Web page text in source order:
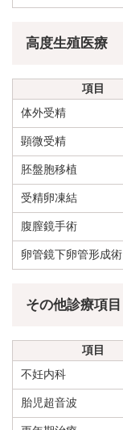
高度生殖医療
項目
体外受精
顕微受精
胚盤胞移植
受精卵凍結
腹膣鏡手術
卵管鏡下卵管形成術
その他診療項目
項目
不妊内科
胎児超音波